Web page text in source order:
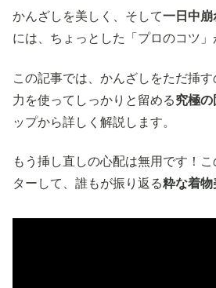
かんざしを美しく、そして一日中崩
には、ちょっとした「プロのコツ」
この記事では、かんざしをただ挿
力を使ってしっかりと留める究極
ップから詳しく解説します。
もう挿し直しの心配は無用です！
ターして、誰もが振り返る粋な着物